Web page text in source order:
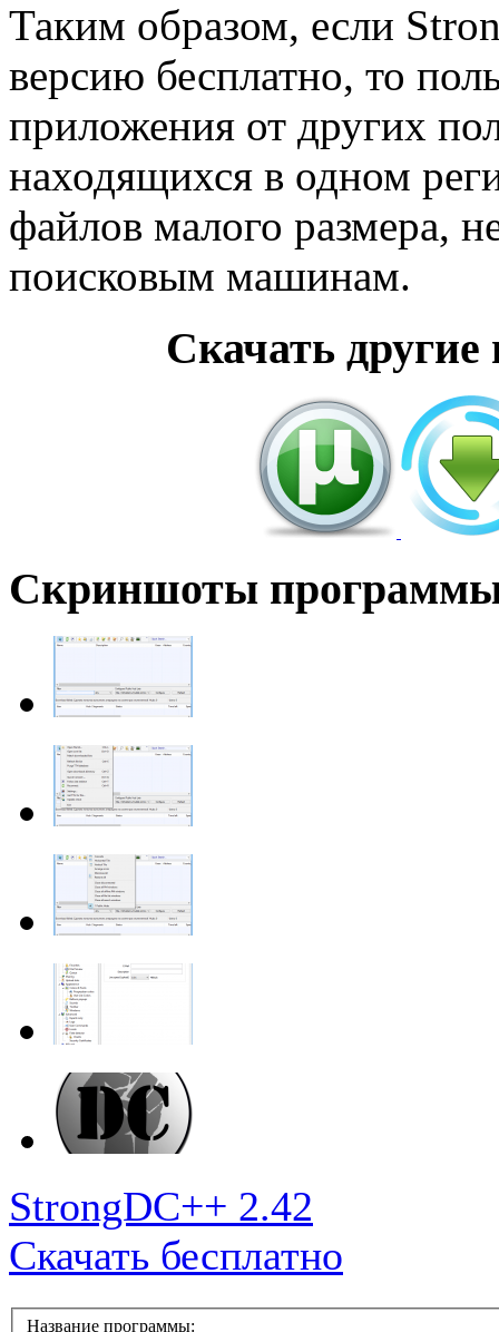
Таким образом, если
версию бесплатно, то
приложения от других
находящихся в одном
файлов малого размера,
поисковым машинам.
Скачать
Скриншоты
StrongDC++ 2.42
Скачать бесплатно
Название программы: